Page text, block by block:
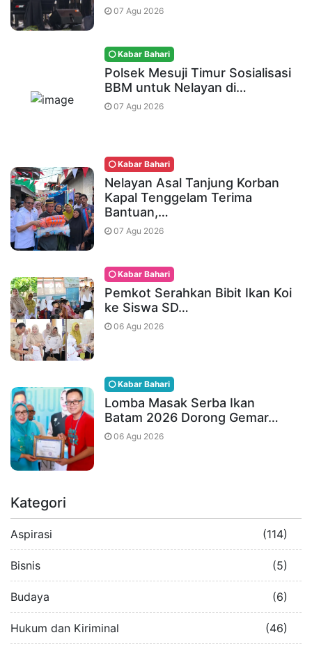
07 Agu 2026
Kabar Bahari
Polsek Mesuji Timur Sosialisasi
BBM untuk Nelayan di…
07 Agu 2026
Kabar Bahari
Nelayan Asal Tanjung Korban
Kapal Tenggelam Terima
Bantuan,…
07 Agu 2026
Kabar Bahari
Pemkot Serahkan Bibit Ikan Koi
ke Siswa SD…
06 Agu 2026
Kabar Bahari
Lomba Masak Serba Ikan
Batam 2026 Dorong Gemar…
06 Agu 2026
Kategori
Aspirasi (114)
Bisnis (5)
Budaya (6)
Hukum dan Kiriminal (46)